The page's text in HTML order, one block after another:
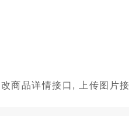
商品详情接口, 上传图片